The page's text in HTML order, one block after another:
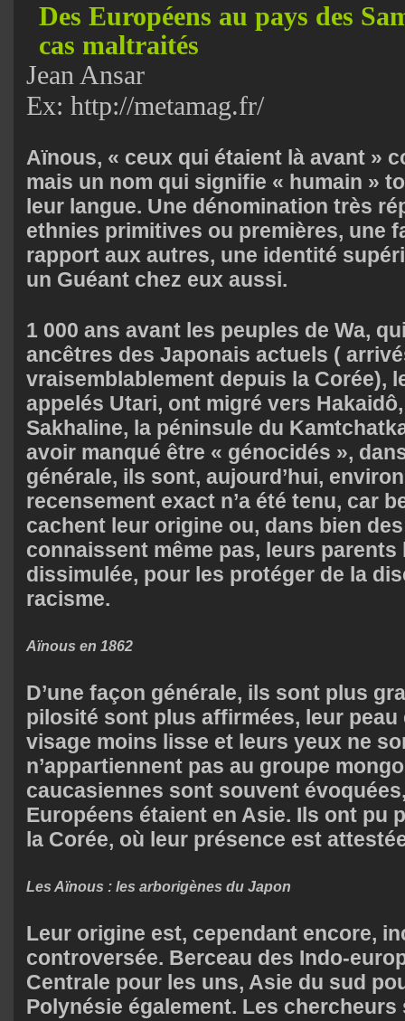
Des Européens au pays des
cas maltraités
Jean Ansar
Ex: http://metamag.fr/
Aïnous, « ceux qui étaient là avant »
mais un nom qui signifie « humain »
leur langue. Une dénomination très
ethnies primitives ou premières, une
rapport aux autres, une identité
un Guéant chez eux aussi.
1 000 ans avant les peuples de Wa,
ancêtres des Japonais actuels (
vraisemblablement depuis la Corée),
appelés Utari, ont migré vers
Sakhaline, la péninsule du
avoir manqué être « génocidés »,
générale, ils sont, aujourd’hui,
recensement exact n’a été tenu, car
cachent leur origine ou, dans bien
connaissent même pas, leurs parents
dissimulée, pour les protéger de la
racisme.
Aïnous en 1862
D’une façon générale, ils sont plus
pilosité sont plus affirmées, leur
visage moins lisse et leurs yeux ne
n’appartiennent pas au groupe
caucasiennes sont souvent
Européens étaient en Asie. Ils ont pu
la Corée, où leur présence est
Les Aïnous : les arborigènes du Japon
Leur origine est, cependant encore,
controversée. Berceau des Indo-
Centrale pour les uns, Asie du sud
Polynésie également. Les